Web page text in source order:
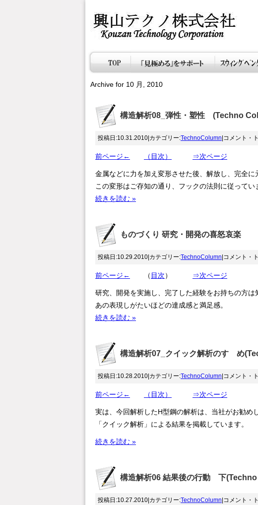
Archive for 10 月, 2010
構造解析08_弾性・塑性 (Techno
投稿日:10.31.2010|カテゴリー:TechnoColumn |コメント・
前ページ← （目次） ⇒次ページ
金属などに力を加え変形させた後、解放し、完全に
この変形はご存知の通り、フックの法則に従ってい
続きを読む »
ものづくり 研究・開発の喜怒哀楽
投稿日:10.29.2010|カテゴリー:TechnoColumn |コメント・
前ページ← （ 目次） ⇒次ページ
研究、開発を実施し、完了した経験をお持ちの方は
あの表現しがたいほどの達成感と満足感。
続きを読む »
構造解析07_クイック解析のすゝめ
投稿日:10.28.2010|カテゴリー:TechnoColumn |コメント・
前ページ← （目次） ⇒次ページ
実は、今回解析したH型鋼の解析は、当社がお勧め
「クイック解析」による結果を掲載しています。
続きを読む »
構造解析06 結果後の行動 下
投稿日:10.27.2010|カテゴリー:TechnoColumn |コメント・